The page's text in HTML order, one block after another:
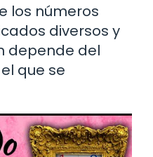
los números
diversos y
depende del
que se